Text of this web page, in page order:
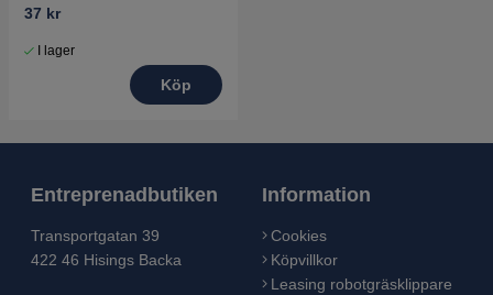
37 kr
I lager
Köp
Entreprenadbutiken
Transportgatan 39
422 46 Hisings Backa
Information
Cookies
Köpvillkor
Leasing robotgräsklippare